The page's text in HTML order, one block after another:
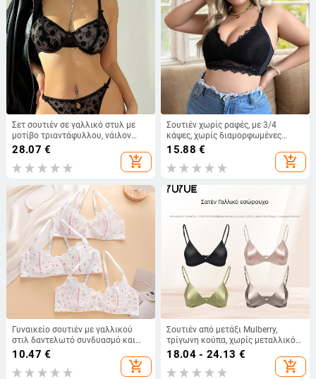
Σετ σουτιέν σε γαλλικό στυλ με
μοτίβο τριαντάφυλλου, νάιλον
δίχτυ, με μπανέλες, cup 3/4
28.07 €
add_shopping_cart
Σουτιέν χωρίς ραφές, με 3/4
κάψες, χωρίς διαμορφωμένες
κάψες, με σταθερές διπλές
τιράντες, βασικό ύφασμα νάιλον
90%, επένδυση σπάντεξ 10%,
15.88 €
add_shopping_cart
Γυναικείο σουτιέν με γαλλικού
στιλ δαντελωτό συνδυασμό και
vintage δαντέλα με φιόγκο
10.47 €
add_shopping_cart
Σουτιέν από μετάξι Mulberry,
τρίγωνη κούπα, χωρίς μεταλλικό
δαχτυλίδι, λεπτό καλούπι,
18.04 - 24.13 €
add_shopping_cart